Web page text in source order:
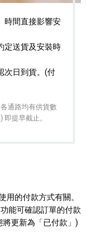
時間直接影響安
定送貨及安裝時
次日到貨。(付
通路均有供貨數
提早截止。
用的付款方式有關。
功能可確認訂單的付款
更新為「已付款」)